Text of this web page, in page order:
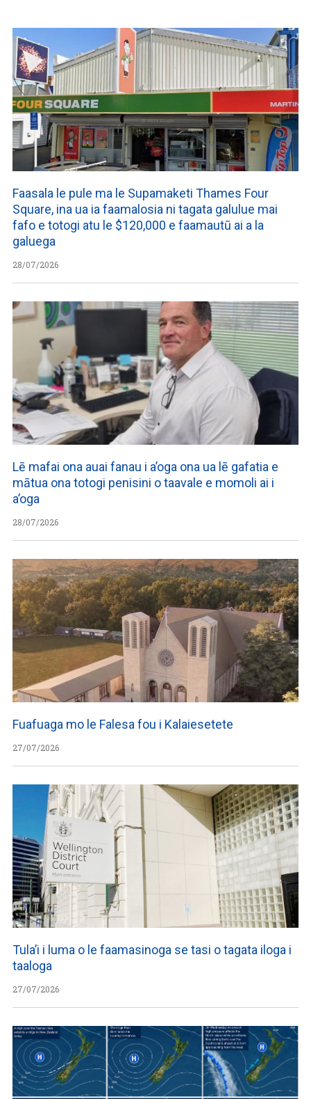
Faasala le pule ma le Supamaketi Thames Four
Square, ina ua ia faamalosia ni tagata galulue mai
fafo e totogi atu le $120,000 e faamautū ai a la
galuega
28/07/2026
Lē mafai ona auai fanau i a’oga ona ua lē gafatia e
mātua ona totogi penisini o taavale e momoli ai i
a’oga
28/07/2026
Fuafuaga mo le Falesa fou i Kalaiesetete
27/07/2026
Tula’i i luma o le faamasinoga se tasi o tagata iloga i
taaloga
27/07/2026